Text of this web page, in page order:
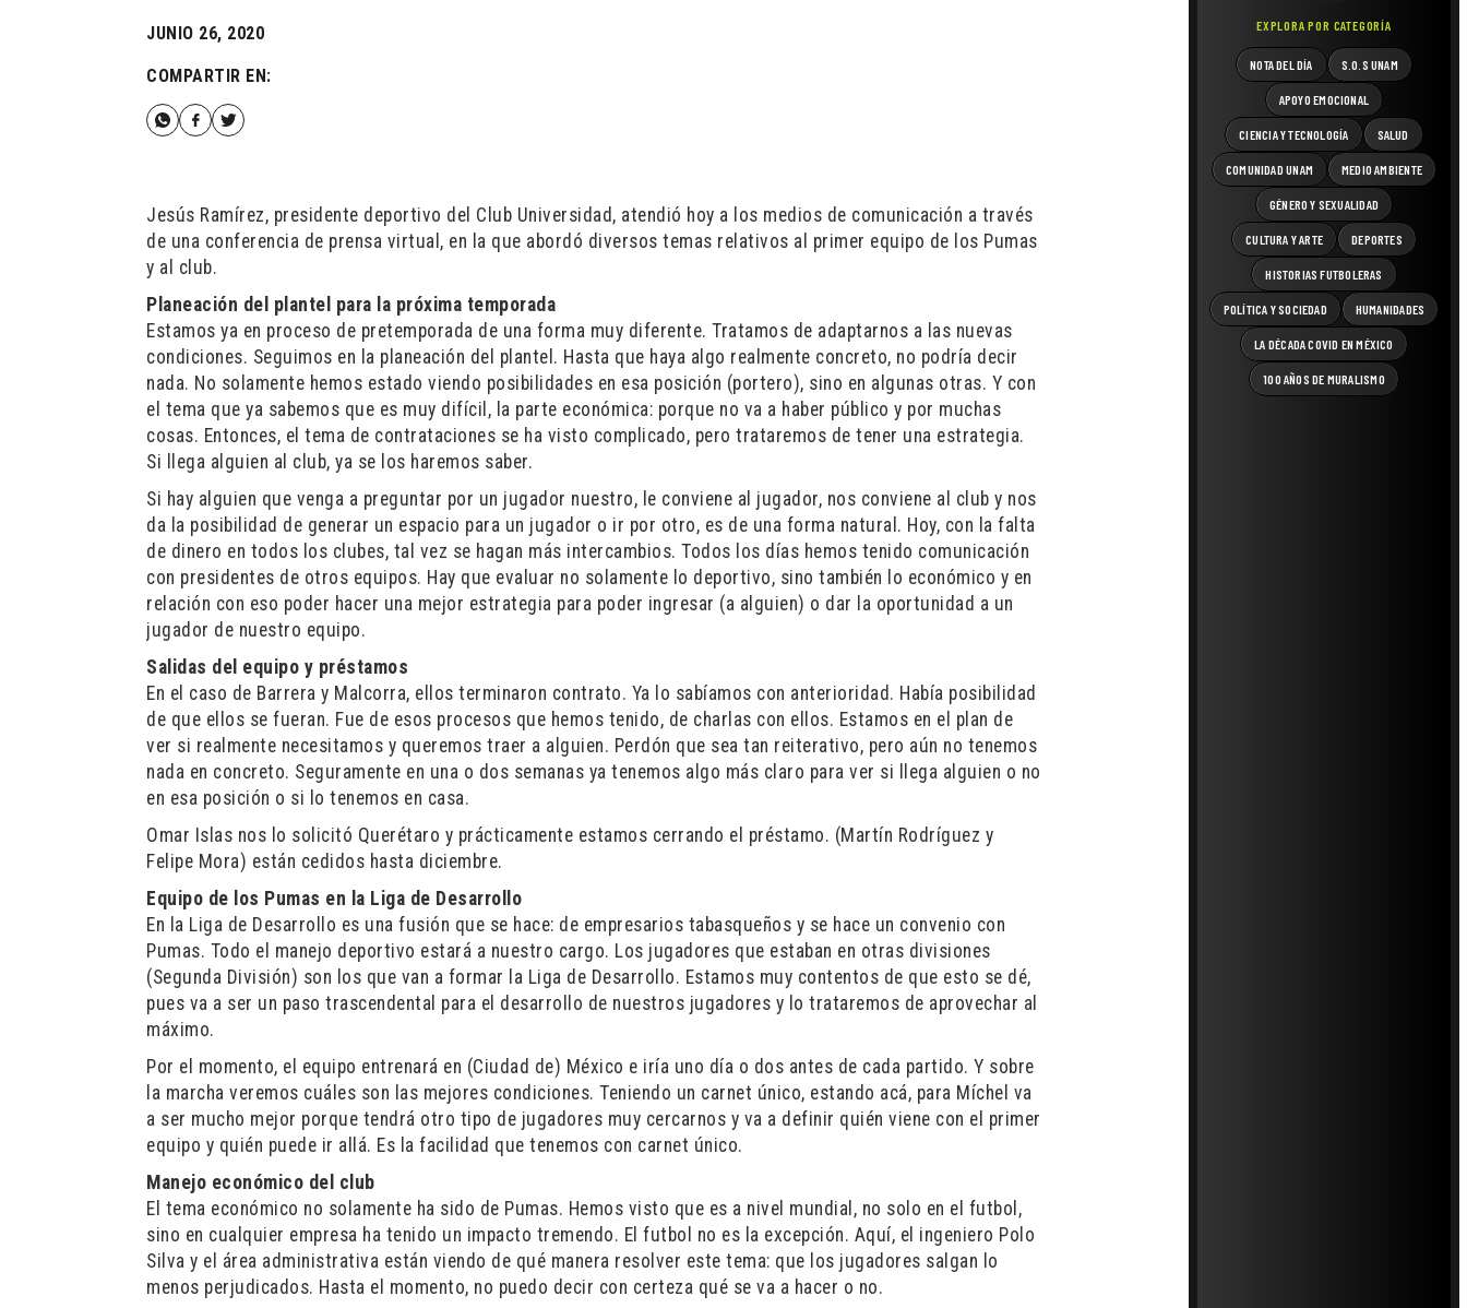
EXPLORA POR CATEGORÍA
NOTA DEL DÍA S.O.S UNAM
APOYO EMOCIONAL
CIENCIA Y TECNOLOGÍA SALUD
COMUNIDAD UNAM MEDIO AMBIENTE
GÉNERO Y SEXUALIDAD
CULTURA Y ARTE DEPORTES
HISTORIAS FUTBOLERAS
POLÍTICA Y SOCIEDAD HUMANIDADES
LA DÉCADA COVID EN MÉXICO
100 AÑOS DE MURALISMO
JUNIO 26, 2020
COMPARTIR EN:
Jesús Ramírez, presidente deportivo del Club Universidad, atendió hoy a los medios de comunicación a través
de una conferencia de prensa virtual, en la que abordó diversos temas relativos al primer equipo de los Pumas
y al club.
Planeación del plantel para la próxima temporada
Estamos ya en proceso de pretemporada de una forma muy diferente. Tratamos de adaptarnos a las nuevas
condiciones. Seguimos en la planeación del plantel. Hasta que haya algo realmente concreto, no podría decir
nada. No solamente hemos estado viendo posibilidades en esa posición (portero), sino en algunas otras. Y con
el tema que ya sabemos que es muy difícil, la parte económica: porque no va a haber público y por muchas
cosas. Entonces, el tema de contrataciones se ha visto complicado, pero trataremos de tener una estrategia.
Si llega alguien al club, ya se los haremos saber.
Si hay alguien que venga a preguntar por un jugador nuestro, le conviene al jugador, nos conviene al club y nos
da la posibilidad de generar un espacio para un jugador o ir por otro, es de una forma natural. Hoy, con la falta
de dinero en todos los clubes, tal vez se hagan más intercambios. Todos los días hemos tenido comunicación
con presidentes de otros equipos. Hay que evaluar no solamente lo deportivo, sino también lo económico y en
relación con eso poder hacer una mejor estrategia para poder ingresar (a alguien) o dar la oportunidad a un
jugador de nuestro equipo.
Salidas del equipo y préstamos
En el caso de Barrera y Malcorra, ellos terminaron contrato. Ya lo sabíamos con anterioridad. Había posibilidad
de que ellos se fueran. Fue de esos procesos que hemos tenido, de charlas con ellos. Estamos en el plan de
ver si realmente necesitamos y queremos traer a alguien. Perdón que sea tan reiterativo, pero aún no tenemos
nada en concreto. Seguramente en una o dos semanas ya tenemos algo más claro para ver si llega alguien o no
en esa posición o si lo tenemos en casa.
Omar Islas nos lo solicitó Querétaro y prácticamente estamos cerrando el préstamo. (Martín Rodríguez y
Felipe Mora) están cedidos hasta diciembre.
Equipo de los Pumas en la Liga de Desarrollo
En la Liga de Desarrollo es una fusión que se hace: de empresarios tabasqueños y se hace un convenio con
Pumas. Todo el manejo deportivo estará a nuestro cargo. Los jugadores que estaban en otras divisiones
(Segunda División) son los que van a formar la Liga de Desarrollo. Estamos muy contentos de que esto se dé,
pues va a ser un paso trascendental para el desarrollo de nuestros jugadores y lo trataremos de aprovechar al
máximo.
Por el momento, el equipo entrenará en (Ciudad de) México e iría uno día o dos antes de cada partido. Y sobre
la marcha veremos cuáles son las mejores condiciones. Teniendo un carnet único, estando acá, para Míchel va
a ser mucho mejor porque tendrá otro tipo de jugadores muy cercarnos y va a definir quién viene con el primer
equipo y quién puede ir allá. Es la facilidad que tenemos con carnet único.
Manejo económico del club
El tema económico no solamente ha sido de Pumas. Hemos visto que es a nivel mundial, no solo en el futbol,
sino en cualquier empresa ha tenido un impacto tremendo. El futbol no es la excepción. Aquí, el ingeniero Polo
Silva y el área administrativa están viendo de qué manera resolver este tema: que los jugadores salgan lo
menos perjudicados. Hasta el momento, no puedo decir con certeza qué se va a hacer o no.